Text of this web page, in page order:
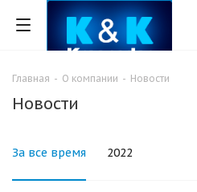
Главная - О компании - Новости
Новости
За все время 2022